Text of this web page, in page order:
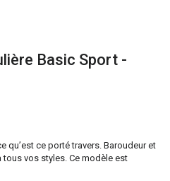
Basic Sport -
qu’est ce porté travers. Baroudeur et
vos styles. Ce modèle est